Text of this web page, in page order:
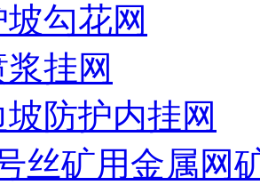
勾花网
挂网
防护内挂网
丝矿用金属网